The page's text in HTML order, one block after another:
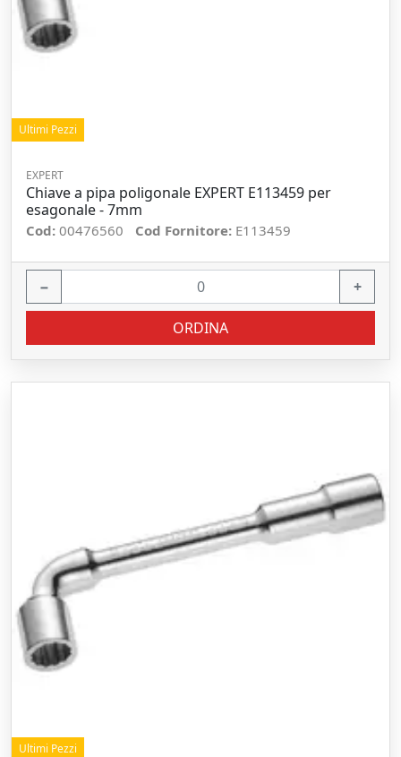
Ultimi Pezzi
EXPERT
Chiave a pipa poligonale EXPERT E113459 per
esagonale - 7mm
Cod: 00476560 Cod Fornitore: E113459
− +
ORDINA
Ultimi Pezzi